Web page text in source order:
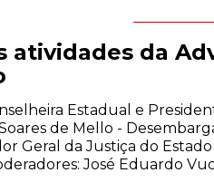
atividades da
Estadual e
de Mello -
Geral da Justiça do Estado
José Eduardo